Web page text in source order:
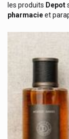
les produits Depot
pharmacieet
Cooper
Cooperation
Cottony Couches
Credophar
Crescina
Curaprox Soins